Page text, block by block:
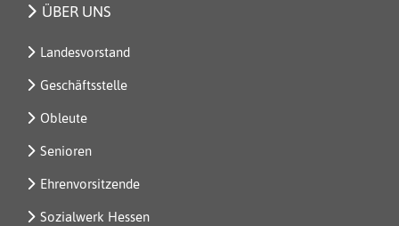
ÜBER UNS
Landesvorstand
Geschäftsstelle
Obleute
Senioren
Ehrenvorsitzende
Sozialwerk Hessen